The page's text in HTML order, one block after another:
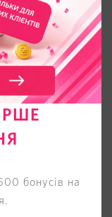
бонусів на